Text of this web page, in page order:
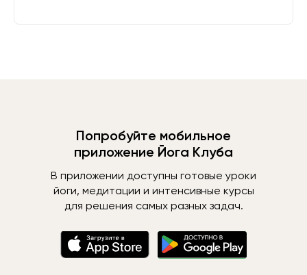
Попробуйте мобильное
приложение Йога Клуба
В приложении доступны готовые уроки
йоги, медитации и интенсивные курсы
для решения самых разных задач.